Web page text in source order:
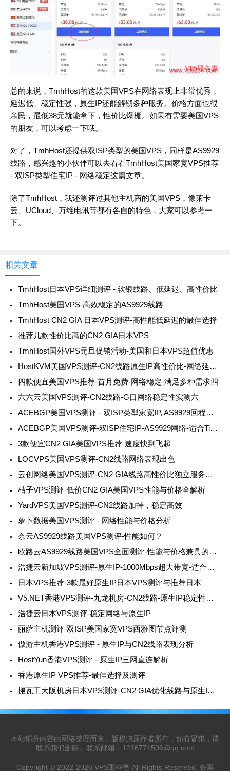
总的来说，TmhHost的这款美国VPS在网络表现上非常优秀，
延迟低、稳定性强，原生IP还能解锁多种服务。价格方面也很
亲民，最低38元就能拿下，性价比爆棚。如果有需要美国VPS
的朋友，可以考虑一下哦。
对了，TmhHost还提供双ISP类型的美国VPS，同样是AS9929
线路，感兴趣的小伙伴可以去看看TmhHost美国家宽VPS推荐
- 双ISP类型住宅IP - 网络稳定这篇文章。
除了TmhHost，我还测评过其他主机商的美国VPS，像莱卡
云、UCloud、万维电讯等都有各自的特色，大家可以参考一
下。
相关文章
TmhHost日本VPS详细测评 - 软银线路、低延迟、高性价比
TmhHost美国VPS-高效稳定的AS9929线路
TmhHost CN2 GIA 日本VPS测评-高性能低延迟的最佳选择
推荐几款性价比高的CN2 GIA日本VPS
TmhHost国外VPS元旦促销活动-美国和日本VPS超值优惠
HostKVM美国VPS测评-CN2线路原生IP高性价比-网络延迟低稳定性好
四款便宜美国VPS推荐-首月免费-网络稳定-满足多种需求四
六六云美国VPS测评-CN2线路-G口网络稳定性实测六
ACEBGP美国VPS测评 - 双ISP类型家宽IP, AS9929回程线路体验
ACEBGP美国VPS测评-双ISP住宅IP-AS9929网络-适合TikTok/ChatGPT/跨境业务
3款便宜CN2 GIA美国VPS推荐-速度快到飞起
LOCVPS美国VPS测评-CN2线路网络表现出色
云创网络美国VPS测评-CN2 GIA线路高性价比独立服务器选择
桔子VPS测评-低价CN2 GIA美国VPS性能与价格全解析
YardVPS美国VPS测评-CN2线路加持，稳定高效
萝卜数据美国VPS测评 - 网络性能与价格分析
奈云AS9929线路美国VPS测评-性能如何？
欧路云AS9929线路美国VPS全面测评-性能与价格兼具的优质选择
浩捷云新加坡VPS测评-原生IP-1000Mbps超大带宽-适合跨境外贸用户浩
日本VPS推荐-3款最好原生IP日本VPS测评与推荐日本
V5.NET香港VPS测评-九龙机房-CN2线路-原生IP稳定性与速度俱佳V5
浩捷云日本VPS测评-稳定网络与原生IP
丽萨主机测评-双ISP美国家宽VPS西雅图节点评测
傲游主机香港VPS测评 - 原生IP与CN2线路表现分析
HostYun香港VPS测评 - 原生IP三网直连解析
香港原生IP VPS推荐-最佳选择及测评
搬瓦工大阪机房日本VPS测评-CN2 GIA优化线路与原生IP的完美结合
本站部分内容由网络整理而来，版权归原作者所有，如有冒犯，请
联系我们删除。联系邮箱： 1216771506@qq.com
Copyright © 2022-2026 VPS那些事 All Rights Reserved. 备案